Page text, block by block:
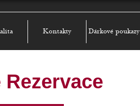
Kontakty Dárkové poukazy
Rezervace